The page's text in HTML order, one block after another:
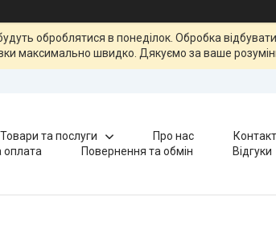
оброблятися в понеділок. Обробка
максимально швидко. Дякуємо за ваше
Товари та послуги Про нас
оплата
Повернення та обмін Відгуки